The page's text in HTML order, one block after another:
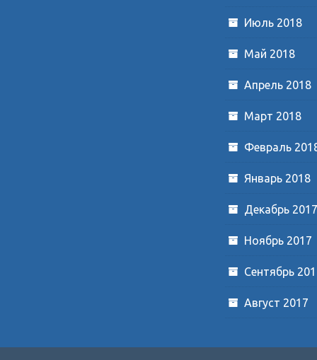
Июль 2018
Май 2018
Апрель 2018
Март 2018
Февраль
Январь 2018
Декабрь 2017
Ноябрь 2017
Сентябрь
Август 2017